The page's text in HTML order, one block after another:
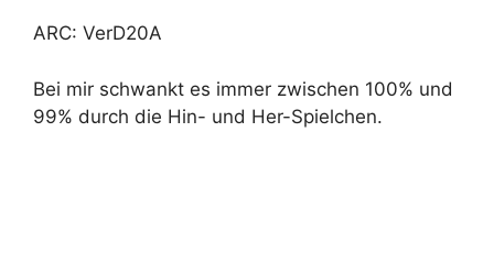
ARC: VerD20A
Bei mir schwankt es immer zwischen 100% und
99% durch die Hin- und Her-Spielchen.